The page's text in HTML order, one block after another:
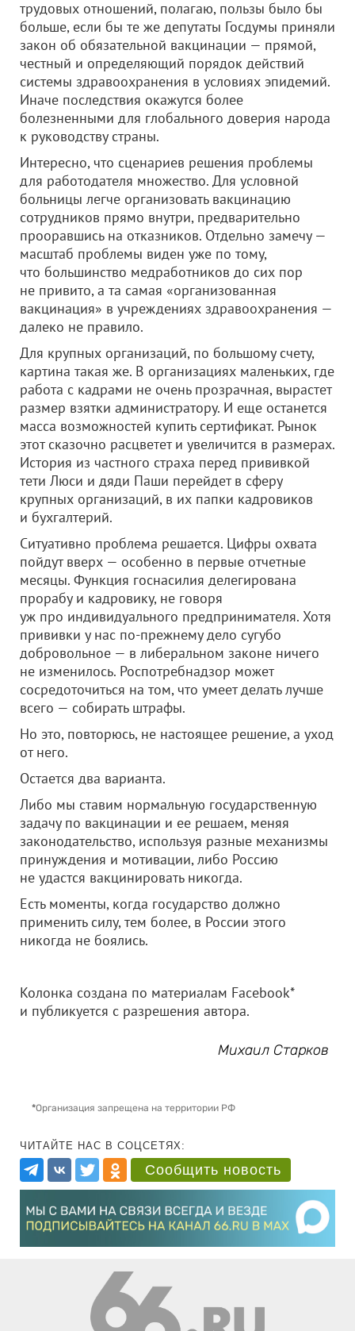
трудовых отношений, полагаю, пользы было бы
больше, если бы те же депутаты Госдумы приняли
закон об обязательной вакцинации — прямой,
честный и определяющий порядок действий
системы здравоохранения в условиях эпидемий.
Иначе последствия окажутся более
болезненными для глобального доверия народа
к руководству страны.
Интересно, что сценариев решения проблемы
для работодателя множество. Для условной
больницы легче организовать вакцинацию
сотрудников прямо внутри, предварительно
прооравшись на отказников. Отдельно замечу —
масштаб проблемы виден уже по тому,
что большинство медработников до сих пор
не привито, а та самая «организованная
вакцинация» в учреждениях здравоохранения —
далеко не правило.
Для крупных организаций, по большому счету,
картина такая же. В организациях маленьких, где
работа с кадрами не очень прозрачная, вырастет
размер взятки администратору. И еще останется
масса возможностей купить сертификат. Рынок
этот сказочно расцветет и увеличится в размерах.
История из частного страха перед прививкой
тети Люси и дяди Паши перейдет в сферу
крупных организаций, в их папки кадровиков
и бухгалтерий.
Ситуативно проблема решается. Цифры охвата
пойдут вверх — особенно в первые отчетные
месяцы. Функция госнасилия делегирована
прорабу и кадровику, не говоря
уж про индивидуального предпринимателя. Хотя
прививки у нас по-прежнему дело сугубо
добровольное — в либеральном законе ничего
не изменилось. Роспотребнадзор может
сосредоточиться на том, что умеет делать лучше
всего — собирать штрафы.
Но это, повторюсь, не настоящее решение, а уход
от него.
Остается два варианта.
Либо мы ставим нормальную государственную
задачу по вакцинации и ее решаем, меняя
законодательство, используя разные механизмы
принуждения и мотивации, либо Россию
не удастся вакцинировать никогда.
Есть моменты, когда государство должно
применить силу, тем более, в России этого
никогда не боялись.
Колонка создана по материалам Facebook*
и публикуется с разрешения автора.
Михаил Старков
*Организация запрещена на территории РФ
ЧИТАЙТЕ НАС В СОЦСЕТЯХ:
Сообщить новость